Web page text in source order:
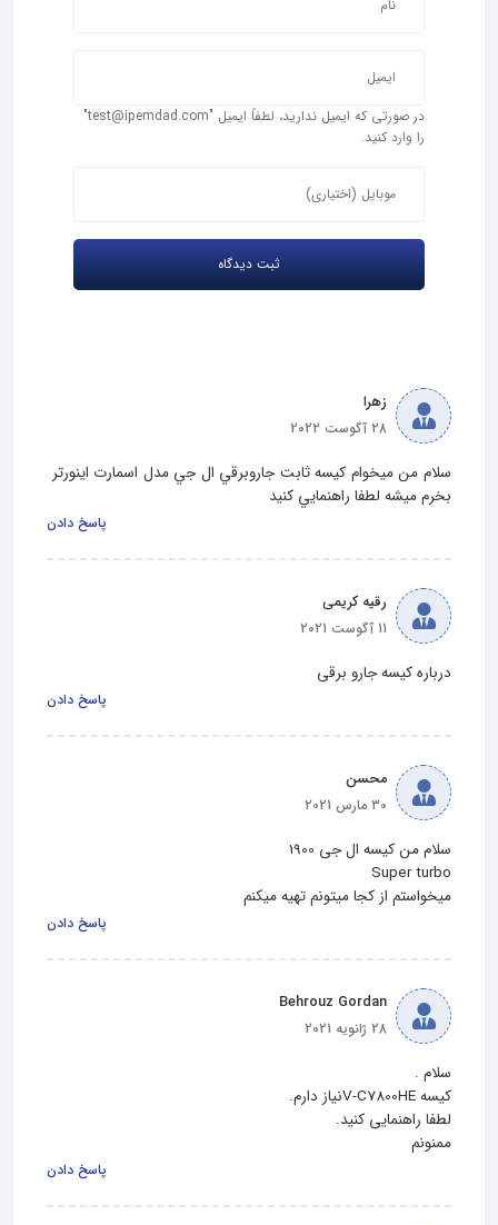
در صورتی که ایمیل ندارید، لطفاً ایمیل "test@ipemdad.com"
را وارد کنید.
زهرا
28 آگوست 2022
سلام من ميخوام كيسه ثابت جاروبرقي ال جي مدل اسمارت اينورتر
بخرم ميشه لطفا راهنمايي كنيد
پاسخ دادن
رقیه کریمی
11 آگوست 2021
درباره کیسه جارو برقی
پاسخ دادن
محسن
30 مارس 2021
میخواستم از کجا میتونم تهیه میکنم
پاسخ دادن
Behrouz Gordan
28 ژانویه 2021
ممنونم
پاسخ دادن